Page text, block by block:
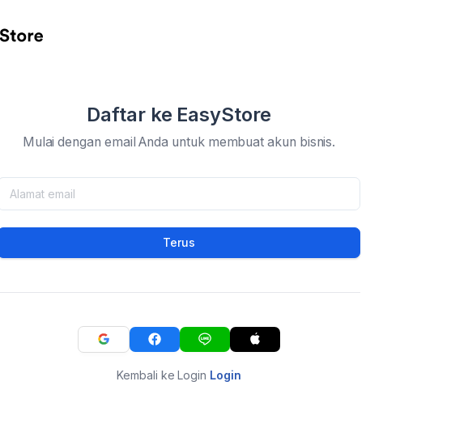
Daftar ke EasyStore
Mulai dengan email Anda untuk membuat akun bisnis.
Terus
Kembali ke Login Login